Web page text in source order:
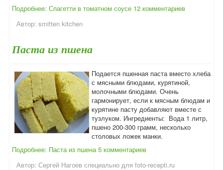
Подробнее: Спагетти в томатном соусе 12 комментариев
Автор: smitten kitchen
Паста из пшена
Подается пшенная паста вместо хлеба
с мясными блюдами, курятиной,
молочными блюдами. Очень
гармонирует, если к мясным блюдам и
курятине пасту добавляют вместе с
тузлуком. Ингредиенты: Вода 1 литр,
пшено 200-300 грамм, несколько
столовых ложек манки.
Подробнее: Паста из пшена 5 комментариев
Автор: Сергей Нагоев специально для foto-recepti.ru